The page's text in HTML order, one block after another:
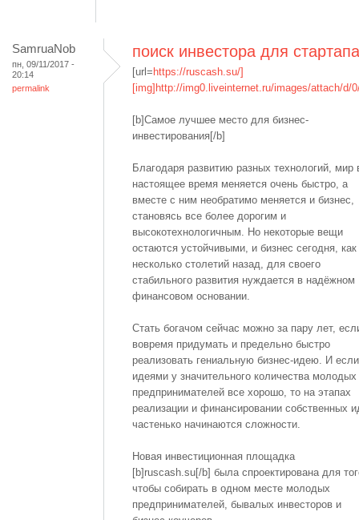
SamruaNob
пн, 09/11/2017 -
20:14
permalink
поиск инвестора для стартапа
[url= https://ruscash.su/]
[img]http://img0.liveinternet.ru/images/attach/d/
[b]Самое лучшее место для бизнес-
инвестирования[/b]
Благодаря развитию разных технологий, мир
настоящее время меняется очень быстро, а
вместе с ним необратимо меняется и бизнес,
становясь все более дорогим и
высокотехнологичным. Но некоторые вещи
остаются устойчивыми, и бизнес сегодня, как
несколько столетий назад, для своего
стабильного развития нуждается в надёжном
финансовом основании.
Стать богачом сейчас можно за пару лет,
вовремя придумать и предельно быстро
реализовать гениальную бизнес-идею. И
идеями у значительного количества молодых
предпринимателей все хорошо, то на этапах
реализации и финансировании собственных
частенько начинаются сложности.
Новая инвестиционная площадка
[b]ruscash.su[/b] была спроектирована для
чтобы собирать в одном месте молодых
предпринимателей, бывалых инвесторов и